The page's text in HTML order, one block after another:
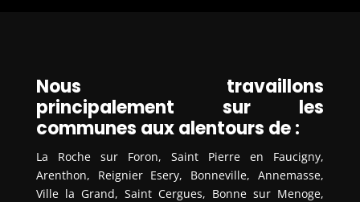
Nous travaillons
principalement sur les
communes aux alentours de :
La Roche sur Foron, Saint Pierre en Faucigny,
Arenthon, Reignier Esery, Bonneville, Annemasse,
Ville la Grand, Saint Cergues, Bonne sur Menoge,